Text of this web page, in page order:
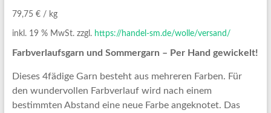
79,75 €/ kg
inkl. 19 % MwSt. zzgl. https://handel-sm.de/wolle/versand/
Farbverlaufsgarn und Sommergarn – Per Hand gewickelt!
Dieses 4fädige Garn besteht aus mehreren Farben. Für
den wundervollen Farbverlauf wird nach einem
bestimmten Abstand eine neue Farbe angeknotet. Das